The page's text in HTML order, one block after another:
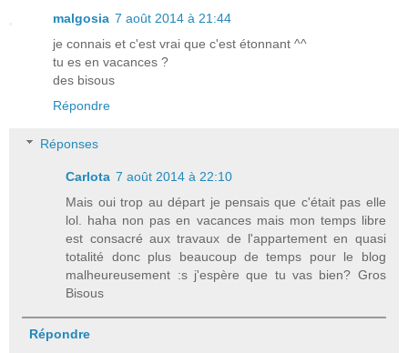
malgosia 7 août 2014 à 21:44
je connais et c'est vrai que c'est étonnant ^^
tu es en vacances ?
des bisous
Répondre
Réponses
Carlota 7 août 2014 à 22:10
Mais oui trop au départ je pensais que c'était pas elle
lol. haha non pas en vacances mais mon temps libre
est consacré aux travaux de l'appartement en quasi
totalité donc plus beaucoup de temps pour le blog
malheureusement :s j'espère que tu vas bien? Gros
Bisous
Répondre